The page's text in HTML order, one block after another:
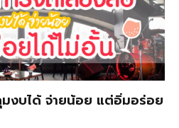
มงบได้ จ่ายน้อย แต่อิ่มอร่อย